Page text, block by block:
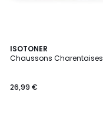
ISOTONER
Chaussons Charentaises
26,99 €